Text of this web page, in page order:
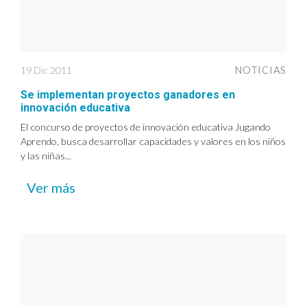
19 Dic 2011 NOTICIAS
Se implementan proyectos ganadores en
innovación educativa
El concurso de proyectos de innovación educativa Jugando
Aprendo, busca desarrollar capacidades y valores en los niños
y las niñas...
Ver más